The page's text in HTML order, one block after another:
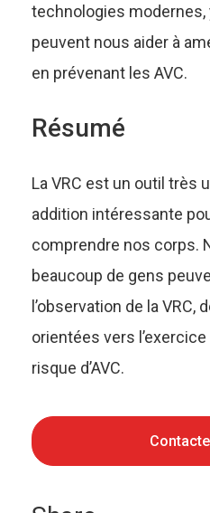
technologies modernes,
peuvent nous aider à
en prévenant les AVC.
Résumé
La VRC est un outil très
addition intéressante
comprendre nos corps.
beaucoup de gens
l’observation de la VRC,
orientées vers
risque d’AVC.